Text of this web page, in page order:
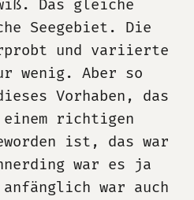
Das gleiche
Seegebiet. Die
und variierte
wenig. Aber so
Vorhaben, das
richtigen
ist, das war
war es ja
war auch